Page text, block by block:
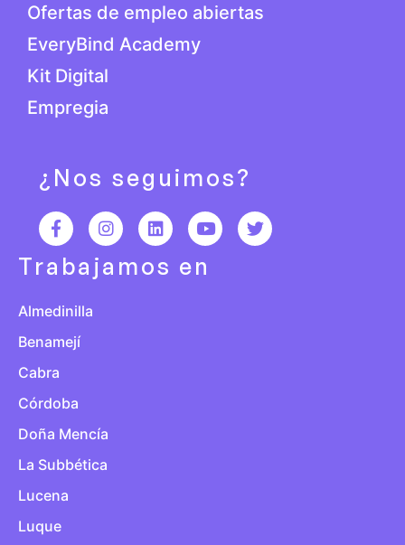
Ofertas de empleo abiertas
EveryBind Academy
Kit Digital
Empregia
¿Nos seguimos?
Trabajamos en
Almedinilla
Benamejí
Cabra
Córdoba
Doña Mencía
La Subbética
Lucena
Luque